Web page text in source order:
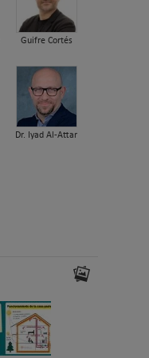
Guifre Cortés
Dr. Iyad Al-Attar